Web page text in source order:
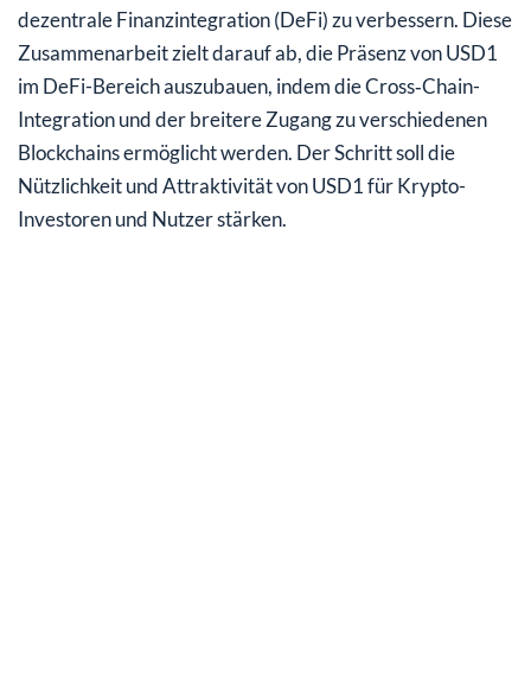
dezentrale Finanzintegration (DeFi) zu verbessern. Diese
Zusammenarbeit zielt darauf ab, die Präsenz von USD1
im DeFi-Bereich auszubauen, indem die Cross‑Chain-
Integration und der breitere Zugang zu verschiedenen
Blockchains ermöglicht werden. Der Schritt soll die
Nützlichkeit und Attraktivität von USD1 für Krypto-
Investoren und Nutzer stärken.